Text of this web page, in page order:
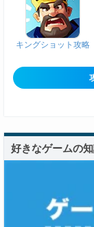
キングショット攻略
好きなゲームの